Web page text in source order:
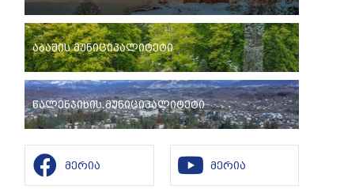
აბაშის მუნიციპალიტეტი
წალენჯიხის მუნიციპალიტეტი
მერია მერია